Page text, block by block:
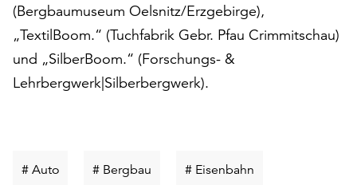
Möchten
Sie
die
verwendeten
Cookies
Einstellungen
(Bergbaumuseum Oelsnitz/Erzgebirge),
„TextilBoom.“ (Tuchfabrik Gebr. Pfau Crimmitschau)
und „SilberBoom.“ (Forschungs- &
Lehrbergwerk|Silberbergwerk).
# AutoSchlüsselwort
# Bergbau Schlüsselwort
# Eisenbahn